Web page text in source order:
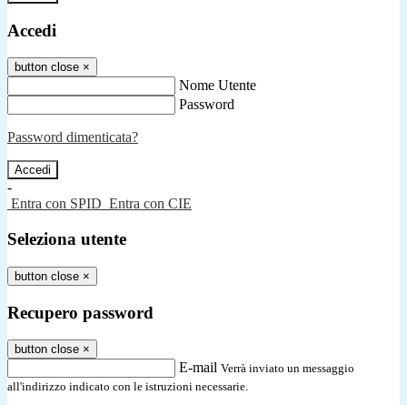
Accedi
button close ×
Nome Utente
Password
Password dimenticata?
-
Entra con SPID Entra con CIE
Seleziona utente
button close ×
Recupero password
button close ×
E-mail Verrà inviato un messaggio
all'indirizzo indicato con le istruzioni necessarie.